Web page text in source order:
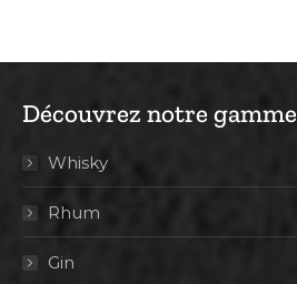
Découvrez notre gamme
Whisky
Rhum
Gin